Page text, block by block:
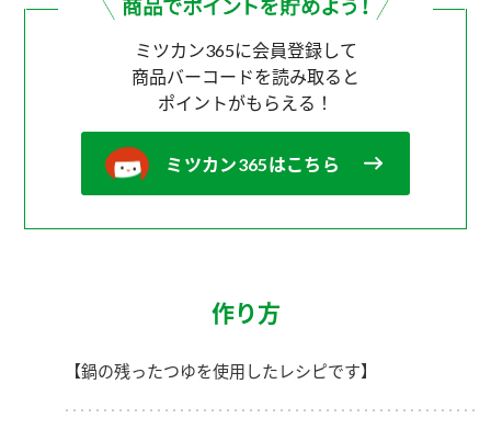
ミツカン365に会員登録して
商品バーコードを読み取ると
ポイントがもらえる！
ミツカン365はこちら
作り方
【鍋の残ったつゆを使用したレシピです】